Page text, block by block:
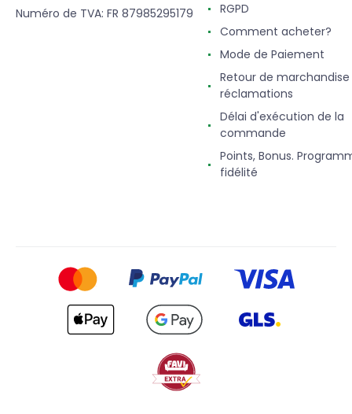
Numéro de TVA: FR 87985295179
RGPD
Comment acheter?
Mode de Paiement
Retour de
réclamations
Délai d'exécution de la
commande
Points, Bonus.
fidélité